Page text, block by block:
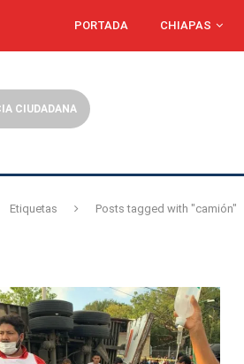
PORTADA CHIAPAS
CIUDADANA
Etiquetas Posts tagged with "camión"